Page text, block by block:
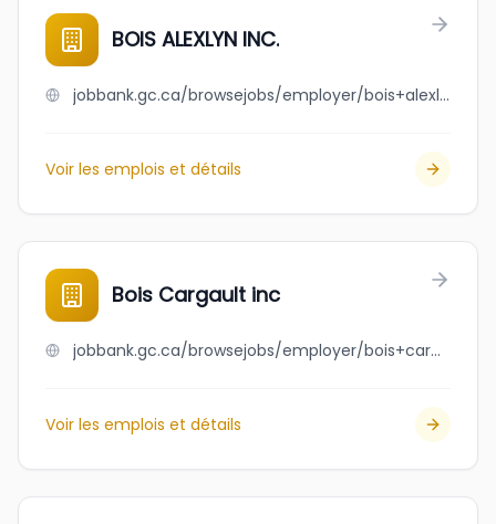
BOIS ALEXLYN INC.
jobbank.gc.ca/browsejobs/employer/bois+alexlyn+inc./ca
Voir les emplois et détails
Bois Cargault inc
jobbank.gc.ca/browsejobs/employer/bois+cargault+inc/ca
Voir les emplois et détails